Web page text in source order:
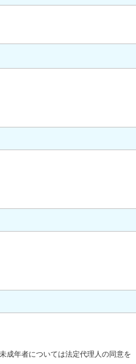
成年者については法定代理人の同意を